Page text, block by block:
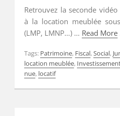
Retrouvez la seconde
à la location meublée
(LMP, LMNP…) … Read More
Tags: Patrimoine, Fiscal,Social,
location meublée,
nue, locatif